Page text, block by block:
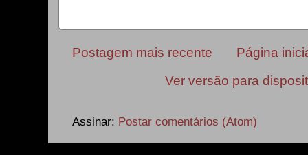
Postagem mais recente
Página
Ver versão para
Assinar: Postar comentários (Atom)